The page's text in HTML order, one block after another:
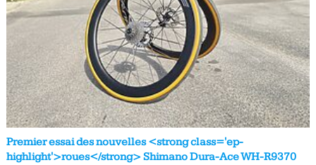
Premier essai des nouvelles <strong class='ep-
highlight'>roues</strong> Shimano Dura-Ace WH-R9370